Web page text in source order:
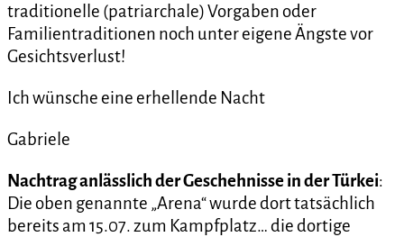
traditionelle (patriarchale) Vorgaben oder
Familientraditionen noch unter eigene Ängste vor
Gesichtsverlust!
Ich wünsche eine erhellende Nacht
Gabriele
Nachtrag anlässlich der Geschehnisse in der Türkei:
Die oben genannte „Arena“ wurde dort tatsächlich
bereits am 15.07. zum Kampfplatz… die dortige